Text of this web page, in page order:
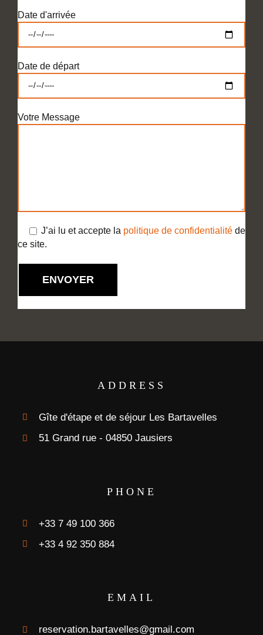
Date d'arrivée
Date de départ
Votre Message
J’ai lu et accepte la politique de confidentialité de
ce site.
ADDRESS
Gîte d'étape et de séjour Les Bartavelles
51 Grand rue - 04850 Jausiers
PHONE
+33 7 49 100 366
+33 4 92 350 884
EMAIL
reservation.bartavelles@gmail.com